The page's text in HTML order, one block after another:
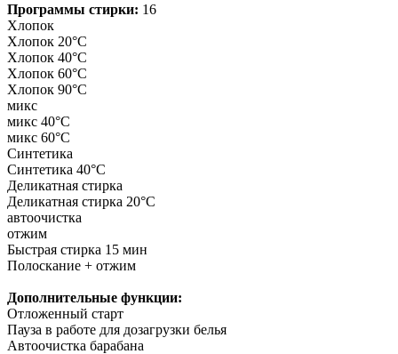
Программы стирки: 16
Хлопок
Хлопок 20°С
Хлопок 40°С
Хлопок 60°С
Хлопок 90°С
микс
микс 40°С
микс 60°С
Синтетика
Синтетика 40°С
Деликатная стирка
Деликатная стирка 20°С
автоочистка
отжим
Быстрая стирка 15 мин
Полоскание + отжим
Дополнительные функции:
Отложенный старт
Пауза в работе для дозагрузки белья
Автоочистка барабана